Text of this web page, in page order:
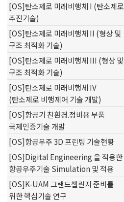
[OS]탄소제로 미래비행체 I (탄소제로
추진기술)
[OS]탄소제로 미래비행체 II (형상 및
구조 최적화 기술)
[OS]탄소제로 미래비행체 III (형상 및
구조 최적화 기술)
[OS]탄소제로 미래비행체 IV
(탄소제로 비행제어 기술 개발)
[OS]항공기 친환경.정비용 부품
국제인증기술 개발
[OS]항공우주 3D 프린팅 기술현황
[OS]Digital Engineering 을 적용한
항공우주기술 Simulation 및 적용
[OS]K-UAM 그랜드챌린지 준비를
위한 핵심기술 연구